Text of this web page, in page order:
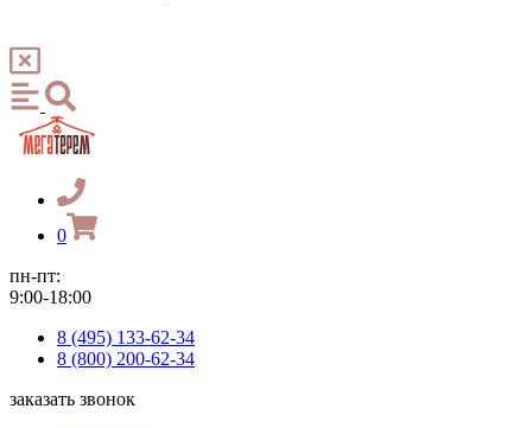
0
пн-пт:
9:00-18:00
8 (495) 133-62-34
8 (800) 200-62-34
заказать звонок